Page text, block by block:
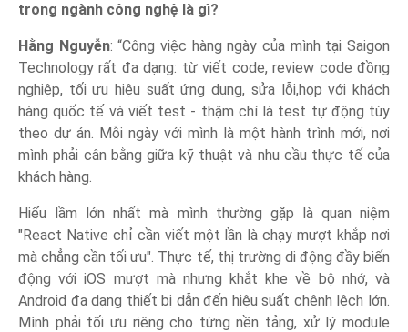
trong ngành công nghệ là gì?
Hằng Nguyễn: “Công việc hàng ngày của mình tại Saigon
Technology rất đa dạng: từ viết code, review code đồng
nghiệp, tối ưu hiệu suất ứng dụng, sửa lỗi,họp với khách
hàng quốc tế và viết test - thậm chí là test tự động tùy
theo dự án. Mỗi ngày với mình là một hành trình mới, nơi
mình phải cân bằng giữa kỹ thuật và nhu cầu thực tế của
khách hàng.
Hiểu lầm lớn nhất mà mình thường gặp là quan niệm
"React Native chỉ cần viết một lần là chạy mượt khắp nơi
mà chẳng cần tối ưu". Thực tế, thị trường di động đầy biến
động với iOS mượt mà nhưng khắt khe về bộ nhớ, và
Android đa dạng thiết bị dẫn đến hiệu suất chênh lệch lớn.
Mình phải tối ưu riêng cho từng nền tảng, xử lý module